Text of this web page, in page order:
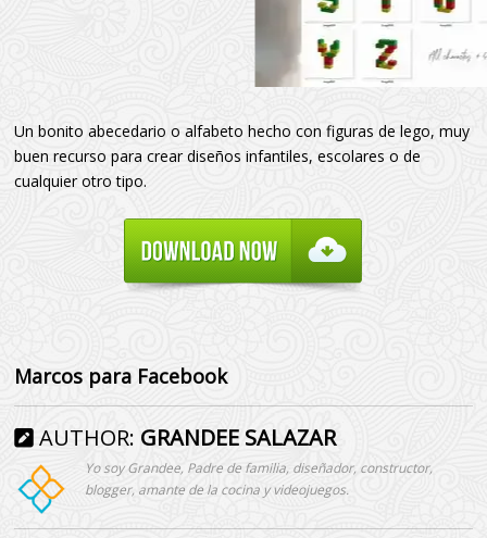
Un bonito abecedario o alfabeto hecho con figuras de lego, muy
buen recurso para crear diseños infantiles, escolares o de
cualquier otro tipo.
Marcos para Facebook
AUTHOR: GRANDEE SALAZAR
Yo soy Grandee, Padre de familia, diseñador, constructor,
blogger, amante de la cocina y videojuegos.